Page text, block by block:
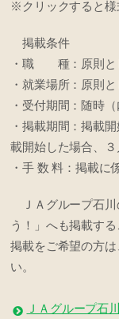
※クリックすると様
掲載条件
・職 種：原則と
・就業場所：原則
・受付期間：随時
・掲載期間：掲載
載開始した場合、３
・手 数 料：掲載に
ＪＡグループ石川
う！」へも掲載する
掲載をご希望の方
い。
ＪＡグループ石